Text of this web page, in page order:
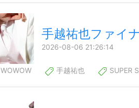
手越祐也ファイ
2026-08-06 21:26:14
WOWOW 手越祐也 SUPER